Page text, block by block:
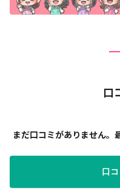
口
まだ口コミがありません。
口